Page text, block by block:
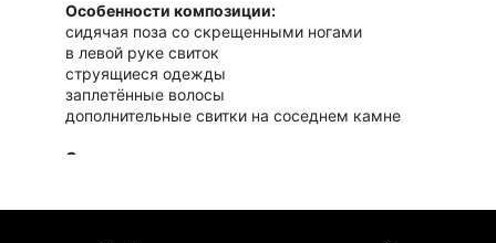
Особенности композиции:
сидячая поза со скрещенными ногами
в левой руке свиток
струящиеся одежды
заплетённые волосы
дополнительные свитки на соседнем камне
Состояние